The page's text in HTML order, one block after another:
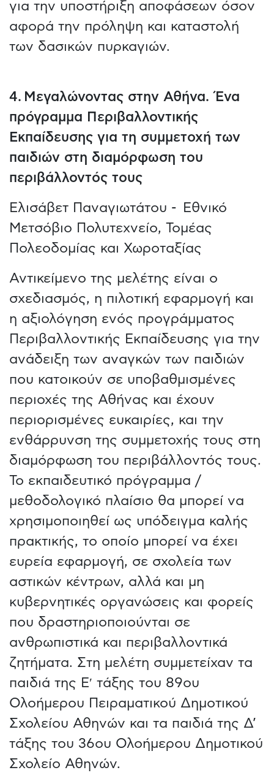
για την υποστήριξη αποφάσεων όσον
αφορά την πρόληψη και καταστολή
των δασικών πυρκαγιών.
4. Μεγαλώνοντας στην Αθήνα. Ένα
πρόγραμμα Περιβαλλοντικής
Εκπαίδευσης για τη συμμετοχή των
παιδιών στη διαμόρφωση του
περιβάλλοντός τους
Ελισάβετ Παναγιωτάτου - Εθνικό
Μετσόβιο Πολυτεχνείο, Τομέας
Πολεοδομίας και Χωροταξίας
Αντικείμενο της μελέτης είναι ο
σχεδιασμός, η πιλοτική εφαρμογή και
η αξιολόγηση ενός προγράμματος
Περιβαλλοντικής Εκπαίδευσης για την
ανάδειξη των αναγκών των παιδιών
που κατοικούν σε υποβαθμισμένες
περιοχές της Αθήνας και έχουν
περιορισμένες ευκαιρίες, και την
ενθάρρυνση της συμμετοχής τους στη
διαμόρφωση του περιβάλλοντός τους.
Το εκπαιδευτικό πρόγραμμα /
μεθοδολογικό πλαίσιο θα μπορεί να
χρησιμοποιηθεί ως υπόδειγμα καλής
πρακτικής, το οποίο μπορεί να έχει
ευρεία εφαρμογή, σε σχολεία των
αστικών κέντρων, αλλά και μη
κυβερνητικές οργανώσεις και φορείς
που δραστηριοποιούνται σε
ανθρωπιστικά και περιβαλλοντικά
ζητήματα. Στη μελέτη συμμετείχαν τα
παιδιά της E′ τάξης του 89ου
Ολοήμερου Πειραματικού Δημοτικού
Σχολείου Αθηνών και τα παιδιά της Δ’
τάξης του 36ου Ολοήμερου Δημοτικού
Σχολείο Αθηνών.